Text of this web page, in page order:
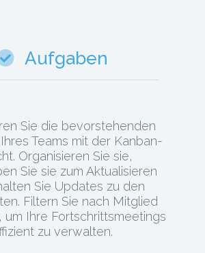
Aufgaben
Sie die bevorstehenden
Teams mit der Kanban-
Organisieren Sie sie,
Sie sie zum Aktualisieren
Sie Updates zu den
Filtern Sie nach Mitglied
um Ihre Fortschrittsmeetings
zu verwalten.